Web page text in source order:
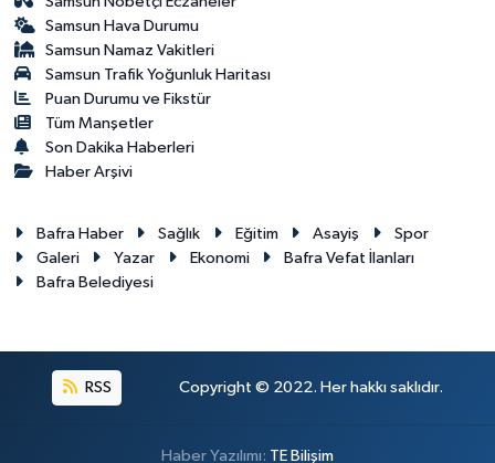
Samsun Hava Durumu
Samsun Namaz Vakitleri
Samsun Trafik Yoğunluk Haritası
Puan Durumu ve Fikstür
Tüm Manşetler
Son Dakika Haberleri
Haber Arşivi
Bafra Haber Sağlık Eğitim Asayiş
Spor
Galeri
Yazar Ekonomi
Bafra Vefat İlanları
Bafra Belediyesi
RSS Copyright © 2022. Her hakkı saklıdır.
Haber Yazılımı: TE Bilişim